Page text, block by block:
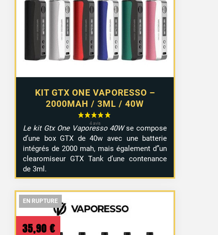
KIT GTX ONE VAPORESSO –
2000MAH / 3ML / 40W
Le kit Gtx One Vaporesso 40Wse compose
d’une box GTX de 40w avec une batterie
intégrés de 2000 mah, mais également d”un
clearomiseur GTX Tank d’une contenance
de 3ml.
EN RUPTURE
EN RUPTURE
35,90 €
EN RUPTURE